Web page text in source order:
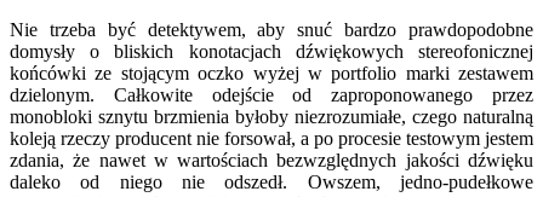
Nie trzeba być detektywem, aby snuć bardzo prawdopodobne
domysły o bliskich konotacjach dźwiękowych stereofonicznej
końcówki ze stojącym oczko wyżej w portfolio marki zestawem
dzielonym. Całkowite odejście od zaproponowanego przez
monobloki sznytu brzmienia byłoby niezrozumiałe, czego naturalną
koleją rzeczy producent nie forsował, a po procesie testowym jestem
zdania, że nawet w wartościach bezwzględnych jakości dźwięku
daleko od niego nie odszedł. Owszem, jedno-pudełkowe